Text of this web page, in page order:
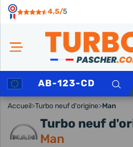
4,5/5
Rechercher
Accueil>Turbo neuf d'origine>Man
Turbo neuf
Man
Panneau de gestion des cookies